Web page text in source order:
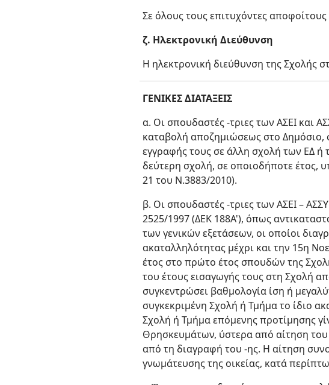
Σε όλους τους επιτυχόντες
ζ. Ηλεκτρονική Διεύθυνση
Η ηλεκτρονική διεύθυνση της Σχολής
ΓΕΝΙΚΕΣ ΔΙΑΤΑΞΕΙΣ
α. Οι σπουδαστές -τριες των ΑΣΕΙ και
καταβολή αποζημιώσεως στο
εγγραφής τους σε άλλη σχολή των ΕΔ
δεύτερη σχολή, σε οποιοδήποτε έτος,
21 του Ν.3883/2010).
β. Οι σπουδαστές -τριες των ΑΣΕΙ –
2525/1997 (ΔΕΚ 188Α'), όπως
των γενικών εξετάσεων, οι οποίοι
ακαταλληλότητας μέχρι και την 15η
έτος στο πρώτο έτος σπουδών της
του έτους εισαγωγής τους στη Σχολή
συγκεντρώσει βαθμολογία ίση ή
συγκεκριμένη Σχολή ή Τμήμα το ίδιο
Σχολή ή Τμήμα επόμενης προτίμησης
Θρησκευμάτων, ύστερα από αίτηση
από τη διαγραφή του -ης. Η αίτηση
γνωμάτευσης της οικείας, κατά